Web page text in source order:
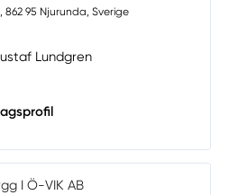
862 95 Njurunda, Sverige
Lundgren
I Ö-VIK AB